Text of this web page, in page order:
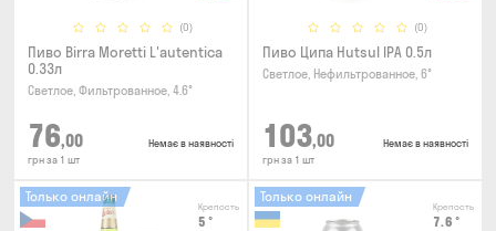
(0)
Пиво Birra Moretti L'autentica
0.33л
Светлое, Фильтрованное, 4.6°
76,00
грн за 1 шт
Немає в наявності
(0)
Пиво Ципа Hutsul IPA 0.5л
Светлое, Нефильтрованное, 6°
103,00
грн за 1 шт
Немає в наявності
Крепость
5 °
Только онлайн
Крепость
7.6 °
Только онлайн